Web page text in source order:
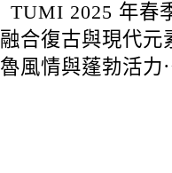
TUMI 2025 年春
合復古與現代元
風情與蓬勃活